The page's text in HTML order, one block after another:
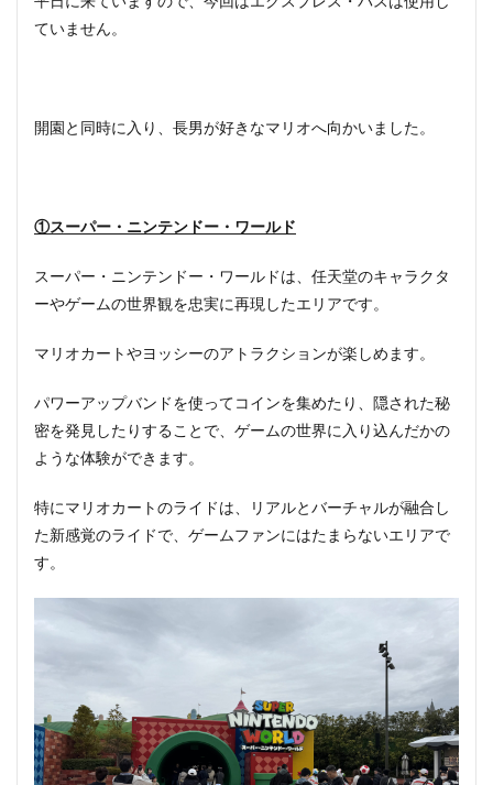
ていません。
開園と同時に入り、長男が好きなマリオへ向かいました。
①スーパー・ニンテンドー・ワールド
スーパー・ニンテンドー・ワールドは、任天堂のキャラクタ
ーやゲームの世界観を忠実に再現したエリアです。
マリオカートやヨッシーのアトラクションが楽しめます。
パワーアップバンドを使ってコインを集めたり、隠された秘
密を発見したりすることで、ゲームの世界に入り込んだかの
ような体験ができます。
特にマリオカートのライドは、リアルとバーチャルが融合し
た新感覚のライドで、ゲームファンにはたまらないエリアで
す。